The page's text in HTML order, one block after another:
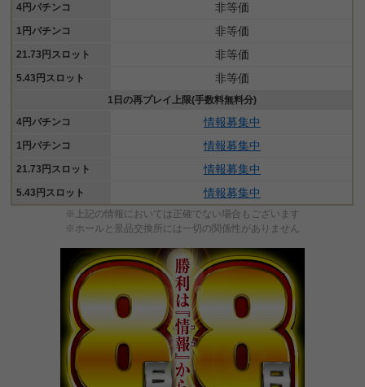
4円パチンコ
非等価
1円パチンコ 非等価
21.73円スロット 非等価
5.43円スロット 非等価
1日の再プレイ上限(手数料無料分)
4円パチンコ
情報募集中
1円パチンコ 情報募集中
21.73円スロット 情報募集中
5.43円スロット 情報募集中
※上記の情報においては正確でない場合もございます
※ホールと景品交換所には一切の関係性がありません